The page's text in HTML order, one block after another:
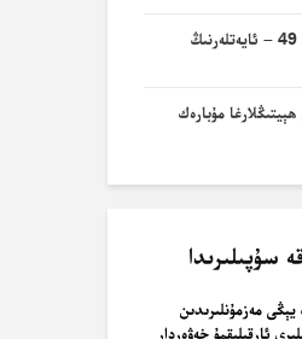
ئەنئام سۈرىسى، 45 ~ 49 – ئايەتلەرنىڭ
ھېيتىڭلارغا مۇبارەك
سۇپىلىرىدا
يېڭى مەزمۇنلىرىدىن
ئارقىلىقمۇ خەۋەردار